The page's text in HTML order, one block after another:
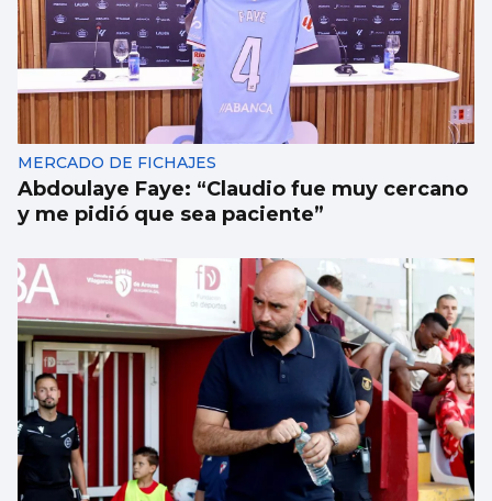
MERCADO DE FICHAJES
Abdoulaye Faye: “Claudio fue muy cercano
y me pidió que sea paciente”